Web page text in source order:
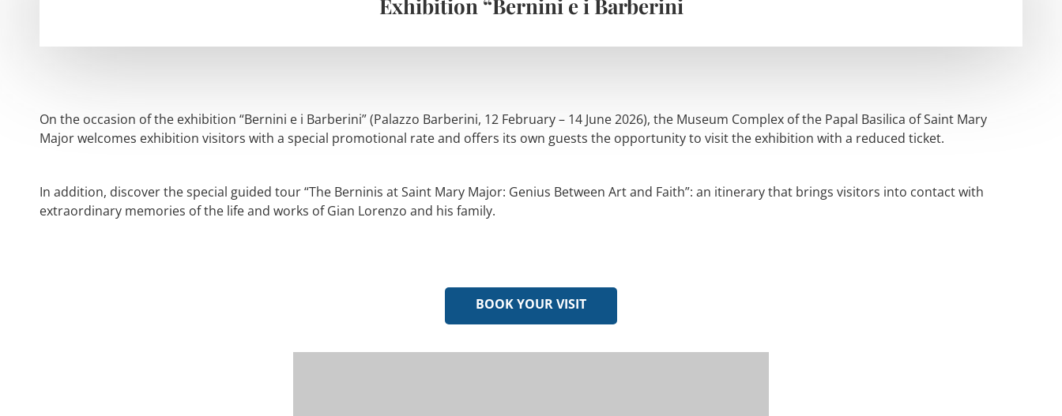
On the occasion of the exhibition “Bernini e i Barberini” (Palazzo Barberini, 12 February – 14 June 2026), the Museum Complex of the Papal Basilica of Saint Mary
Major welcomes exhibition visitors with a special promotional rate and offers its own guests the opportunity to visit the exhibition with a reduced ticket.
In addition, discover the special guided tour “The Berninis at Saint Mary Major: Genius Between Art and Faith”: an itinerary that brings visitors into contact with
extraordinary memories of the life and works of Gian Lorenzo and his family.
BOOK YOUR VISIT